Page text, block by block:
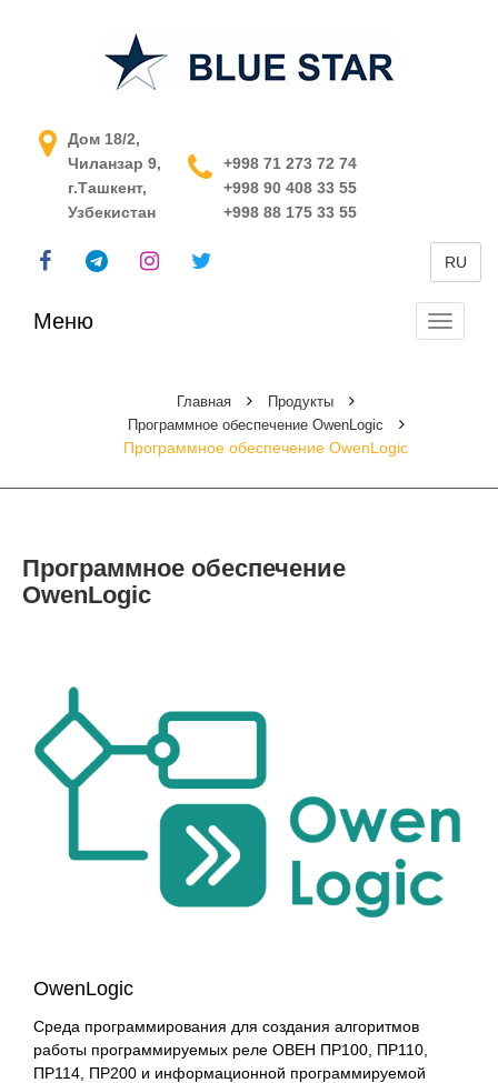
АСУ ТП в Узбекистане
Дом 18/2,
Чиланзар 9,
г.Ташкент,
Узбекистан
+998 71 273 72 74
+998 90 408 33 55
+998 88 175 33 55
RU
Меню
Главная
Продукты
Программное обеспечение OwenLogic
Программное обеспечение OwenLogic
Программное обеспечение
OwenLogic
OwenLogic
Среда программирования для создания алгоритмов
работы программируемых реле ОВЕН ПР100, ПР110,
ПР114, ПР200 и информационной программируемой